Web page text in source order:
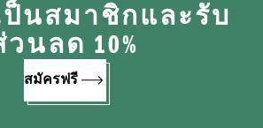
ป็นสมาชิกและรับ
วนลด 10%
สมัครฟรี